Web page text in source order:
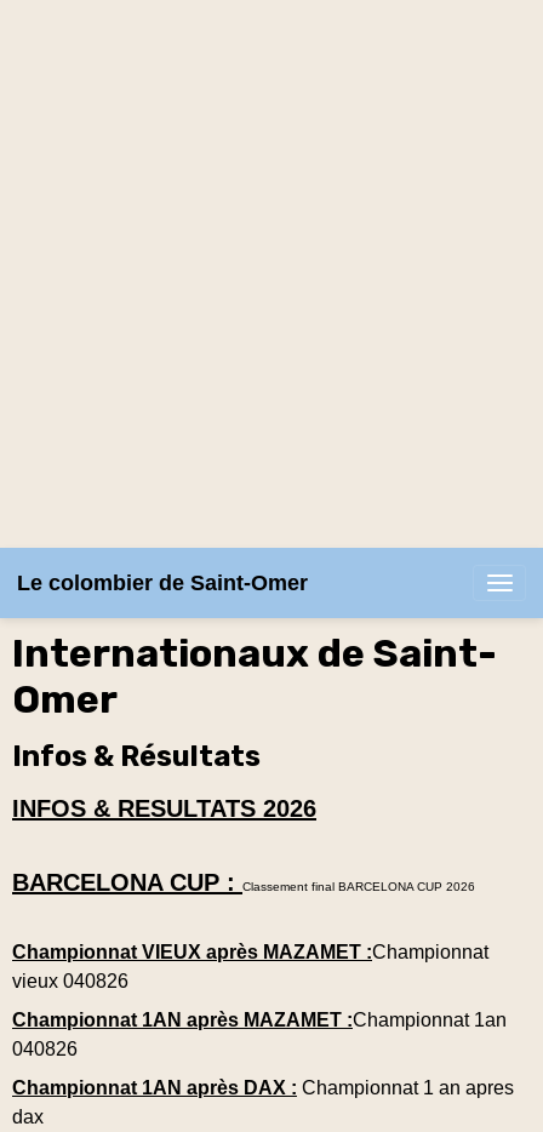
Le colombier de Saint-Omer
Internationaux de Saint-
Omer
Infos & Résultats
INFOS & RESULTATS 2026
BARCELONA CUP : Classement final BARCELONA CUP 2026
Championnat VIEUX après MAZAMET :Championnat
vieux 040826
Championnat 1AN après MAZAMET :Championnat 1an
040826
Championnat 1AN après DAX : Championnat 1 an apres
dax